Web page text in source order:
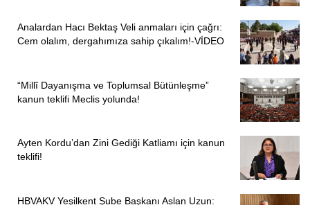
Analardan Hacı Bektaş Veli anmaları için çağrı:
Cem olalım, dergahımıza sahip çıkalım!-VİDEO
“Millî Dayanışma ve Toplumsal Bütünleşme”
kanun teklifi Meclis yolunda!
Ayten Kordu’dan Zini Gediği Katliamı için kanun
teklifi!
HBVAKV Yeşilkent Şube Başkanı Aslan Uzun: